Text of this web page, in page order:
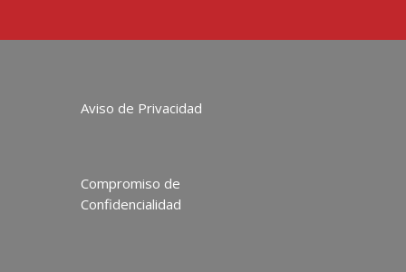
Aviso de Privacidad
Compromiso de
Confidencialidad